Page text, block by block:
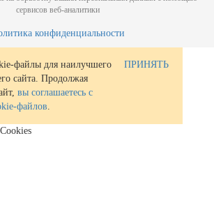
сервисов веб-аналитики
конфиденциальности
файлы для наилучшего
сайта. Продолжая
вы соглашаетесь с
файлов
ПРИНЯТЬ